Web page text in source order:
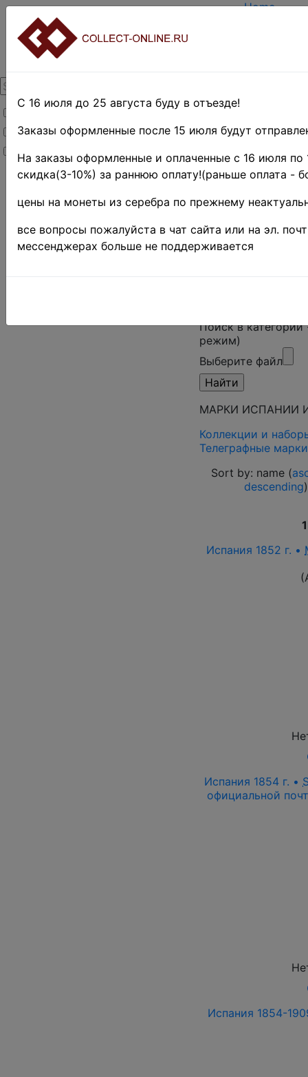
Товары со скидкой
Товары в наличии
Новинки
Home
TERMS
Home»
EUROPE »
Испания
и
колонии
Поиск в
режим)
Выберите файл
МАРКИ ИСПАНИИ
Коллекции и
Телеграфные марки
Sort by: name (
descending
1
Испания 1852 г. •
Испания 1854 г. •
официальной
Испания 1854-
С 16 июля до 25 августа буду в отъезде!
Заказы оформленные после 15 июля будут
На заказы оформленные и оплаченные с 16 июля по
скидка(3-10%) за раннюю оплату!(раньше оплата -
цены на монеты из серебра по прежнему
все вопросы пожалуйста в чат сайта или на эл.
мессенджерах больше не поддерживается